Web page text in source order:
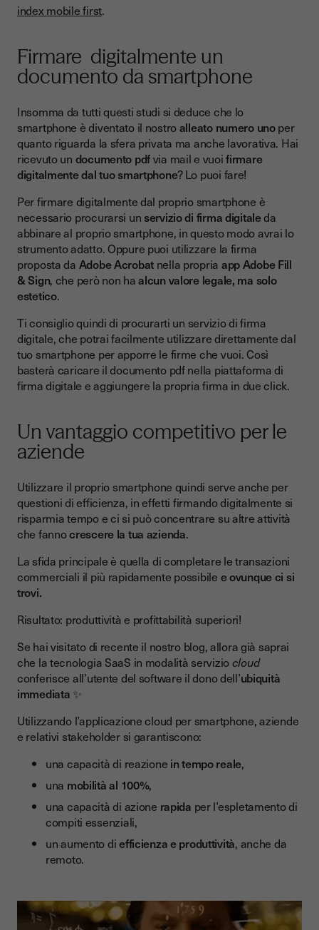
index mobile first.
Firmare digitalmente un
documento da smartphone
Insomma da tutti questi studi si deduce che lo
smartphone è diventato il nostroalleato numero unoper
quanto riguarda la sfera privata ma anche lavorativa. Hai
ricevuto un documento pdfvia mail e vuoifirmare
digitalmente dal tuo smartphone? Lo puoi fare!
Per firmare digitalmente dal proprio smartphone è
necessario procurarsi unservizio di firma digitaleda
abbinare al proprio smartphone, in questo modo avrai lo
strumento adatto. Oppure puoi utilizzare la firma
proposta da Adobe Acrobat nella propria app Adobe Fill
& Sign, che però non haalcun valore legale, ma solo
estetico.
Ti consiglio quindi di procurarti un servizio di firma
digitale, che potrai facilmente utilizzare direttamente dal
tuo smartphone per apporre le firme che vuoi. Così
basterà caricare il documento pdf nella piattaforma di
firma digitale e aggiungere la propria firma in due click.
Un vantaggio competitivo per le
aziende
Utilizzare il proprio smartphone quindi serve anche per
questioni di efficienza, in effetti firmando digitalmente si
risparmia tempo e ci si può concentrare su altre attività
che fannocrescere la tua azienda.
La sfida principale è quella di completare le transazioni
commerciali il più rapidamente possibile e ovunque ci si
trovi.
Risultato: produttività e profittabilità superiori!
Se hai visitato di recente il nostro blog, allora già saprai
che la tecnologia SaaS in modalità serviziocloud
conferisce all’utente del software il dono dell’ubiquità
immediata ✨
Utilizzando l’applicazione cloud per smartphone, aziende
e relativi stakeholder si garantiscono:
una capacità di reazione in tempo reale,
una mobilità al 100%,
una capacità di azione rapida per l’espletamento di
compiti essenziali,
un aumento diefficienza e produttività, anche da
remoto.